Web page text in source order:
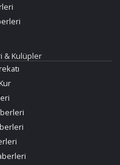
& Kulüpler